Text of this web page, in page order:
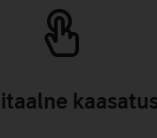
kaasatus